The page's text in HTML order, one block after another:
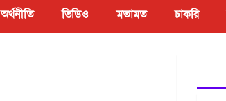
অর্থনীতি ভিডিও মতামত চাকরি